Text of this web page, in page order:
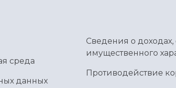
среда
данных
Сведения о доходах,
имущественного
Противодействие